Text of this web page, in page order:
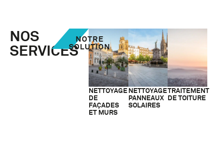
NOS
SERVICES
NOTRE
SOLUTION
NETTOYAGE
DE
FAÇADES
ET MURS
NETTOYAGE
PANNEAUX
SOLAIRES
TRAITEMENT
DE TOITURE